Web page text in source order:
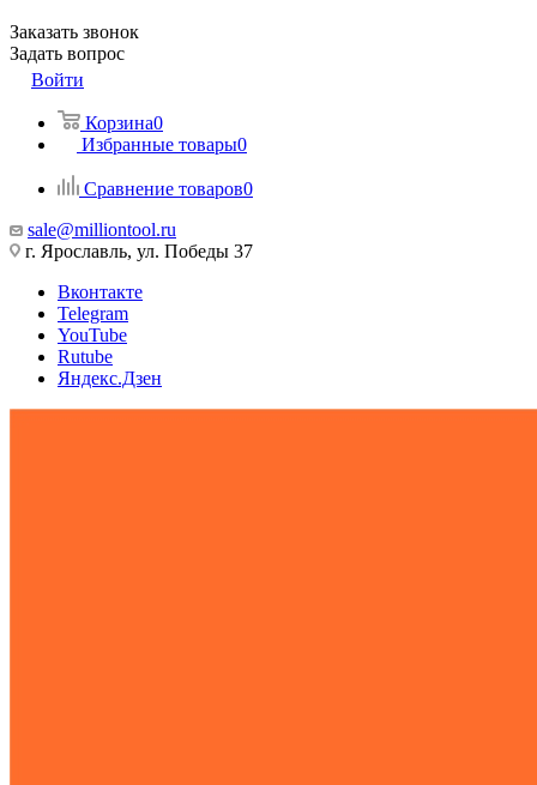
Заказать звонок
Задать вопрос
Войти
Корзина0
Избранные товары0
Сравнение товаров0
sale@milliontool.ru
г. Ярославль, ул. Победы 37
Вконтакте
Telegram
YouTube
Rutube
Яндекс.Дзен